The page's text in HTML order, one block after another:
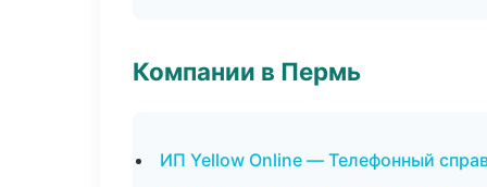
Компании в Пермь
ИП Yellow Online — Телефонный